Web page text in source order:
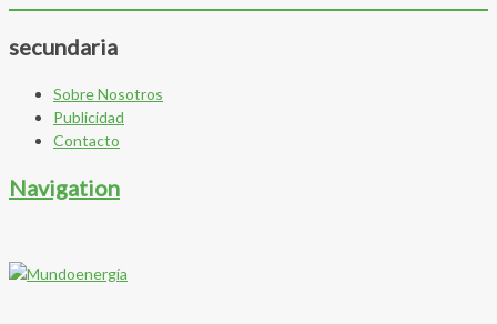
secundaria
Sobre Nosotros
Publicidad
Contacto
Navigation